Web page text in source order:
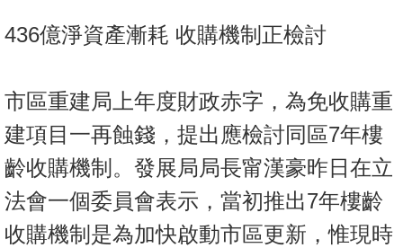
揭
產
博
客
地
產
新
436億淨資產漸耗 收購機制正檢討
市區重建局上年度財政赤字，為免收購重
建項目一再蝕錢，提出應檢討同區7年樓
齡收購機制。發展局局長甯漢豪昨日在立
法會一個委員會表示，當初推出7年樓齡
收購機制是為加快啟動市區更新，惟現時